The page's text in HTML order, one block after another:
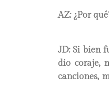
AZ: ¿Por
JD: Si bien
dio coraje,
canciones,